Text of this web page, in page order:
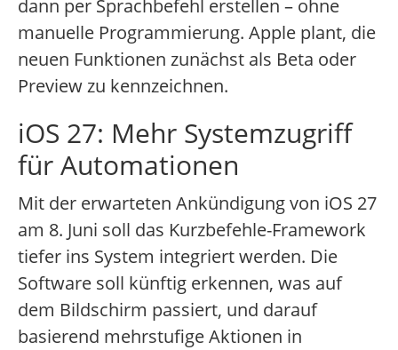
dann per Sprachbefehl erstellen – ohne
manuelle Programmierung. Apple plant, die
neuen Funktionen zunächst als Beta oder
Preview zu kennzeichnen.
iOS 27: Mehr Systemzugriff
für Automationen
Mit der erwarteten Ankündigung von iOS 27
am 8. Juni soll das Kurzbefehle-Framework
tiefer ins System integriert werden. Die
Software soll künftig erkennen, was auf
dem Bildschirm passiert, und darauf
basierend mehrstufige Aktionen in